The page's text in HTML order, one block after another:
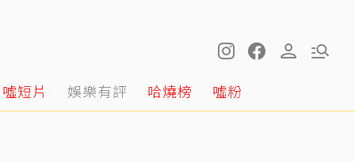
噓短片 娛樂有評 哈燒榜 噓粉